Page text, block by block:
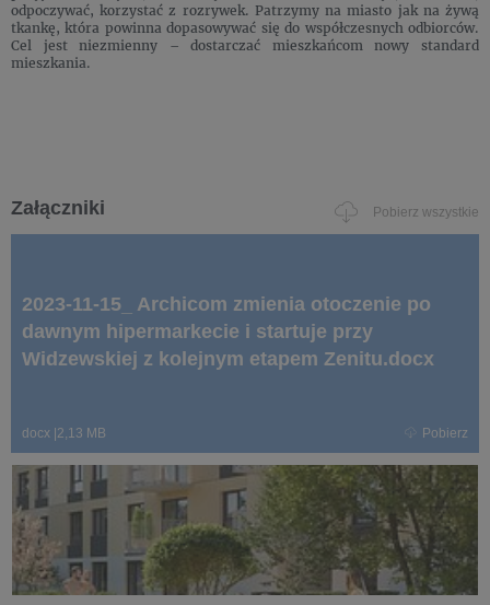
odpoczywać, korzystać z rozrywek. Patrzymy na miasto jak na żywą
tkankę, która powinna dopasowywać się do współczesnych odbiorców.
Cel jest niezmienny – dostarczać mieszkańcom nowy standard
mieszkania.
Załączniki Pobierz wszystkie
2023-11-15_ Archicom zmienia otoczenie po
dawnym hipermarkecie i startuje przy
Widzewskiej z kolejnym etapem Zenitu.docx
docx |2,13 MB Pobierz